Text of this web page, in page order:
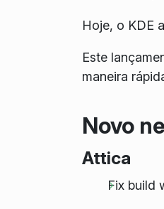
Hoje, o KDE
Este
maneira
Novo
Attica
Fix build